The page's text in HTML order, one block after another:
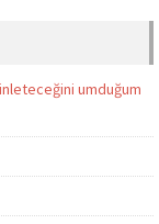
umduğum